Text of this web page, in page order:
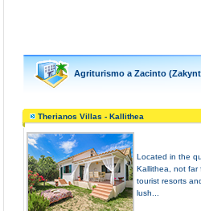
Agriturismo a Zacinto
Therianos Villas - Kallithea
Located in the
Kallithea, not far
tourist resorts
lush...